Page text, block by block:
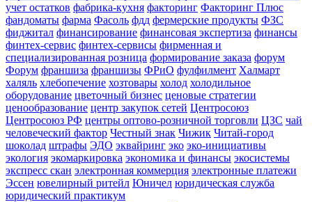
учет остатков фабрика-кухня факторинг Факторинг Плюс
фандоматы фарма Фасоль фдд фермерские продукты ФЗС
фиджитал финансирование финансовая экспертиза финансы
финтех-сервис финтех-сервисы фирменная и
специализированная розница формирование заказа форум
Форум франшиза франшизы ФРиО фулфилмент Халмарт
халяль хлебопечение хозтовары холод холодильное
оборудование цветочный бизнес ценовые стратегии
ценообразование центр закупок сетей Центросоюз
Центросоюз РФ центры оптово-розничной торговли ЦЗС чай
человеческий фактор Честный знак Чижик Читай-город
шоколад штрафы ЭДО эквайринг эко эко-инициативы
экология экомаркировка экономика и финансы экосистемы
экспресс скан электронная коммерция электронные платежи
Эссен ювелирный ритейл Юничел юридическая служба
юридический практикум